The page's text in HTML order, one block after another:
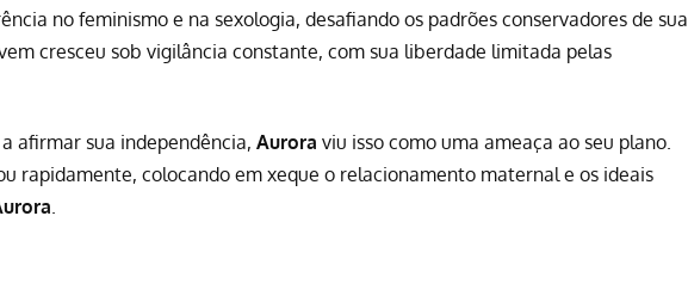
no feminismo e na sexologia, desafiando os padrões conservadores de sua
cresceu sob vigilância constante, com sua liberdade limitada pelas
afirmar sua independência, Aurora viu isso como uma ameaça ao seu plano.
rapidamente, colocando em xeque o relacionamento maternal e os ideais
.